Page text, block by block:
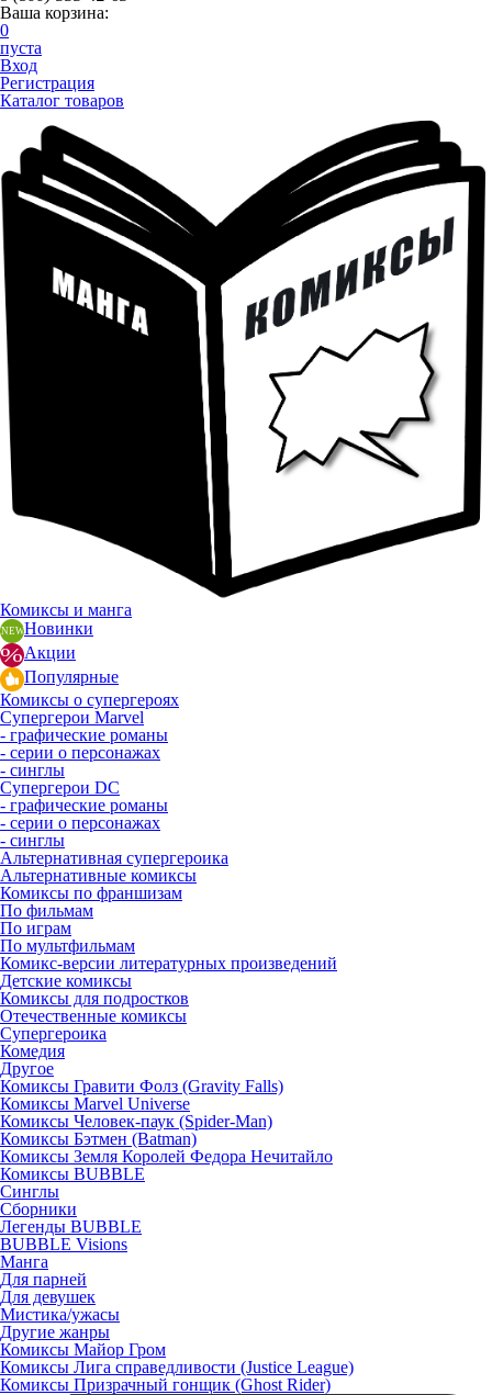
Ваша корзина:
0
пуста
Вход
Регистрация
Каталог товаров
Комиксы и манга
Новинки
Акции
Популярные
Комиксы о супергероях
Супергерои Marvel
- графические романы
- серии о персонажах
- синглы
Супергерои DC
- графические романы
- серии о персонажах
- синглы
Альтернативная супергероика
Альтернативные комиксы
Комиксы по франшизам
По фильмам
По играм
По мультфильмам
Комикс-версии литературных произведений
Детские комиксы
Комиксы для подростков
Отечественные комиксы
Супергероика
Комедия
Другое
Комиксы Гравити Фолз (Gravity Falls)
Комиксы Marvel Universe
Комиксы Человек-паук (Spider-Man)
Комиксы Бэтмен (Batman)
Комиксы Земля Королей Федора Нечитайло
Комиксы BUBBLE
Синглы
Сборники
Легенды BUBBLE
BUBBLE Visions
Манга
Для парней
Для девушек
Мистика/ужасы
Другие жанры
Комиксы Майор Гром
Комиксы Лига справедливости (Justice League)
Комиксы Призрачный гонщик (Ghost Rider)